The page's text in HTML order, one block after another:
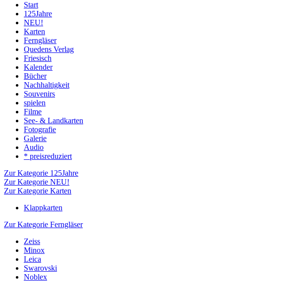
Start
125Jahre
NEU!
Karten
Ferngläser
Quedens Verlag
Friesisch
Kalender
Bücher
Nachhaltigkeit
Souvenirs
spielen
Filme
See- & Landkarten
Fotografie
Galerie
Audio
* preisreduziert
Zur Kategorie 125Jahre
Zur Kategorie NEU!
Zur Kategorie Karten
Klappkarten
Zur Kategorie Ferngläser
Zeiss
Minox
Leica
Swarovski
Noblex